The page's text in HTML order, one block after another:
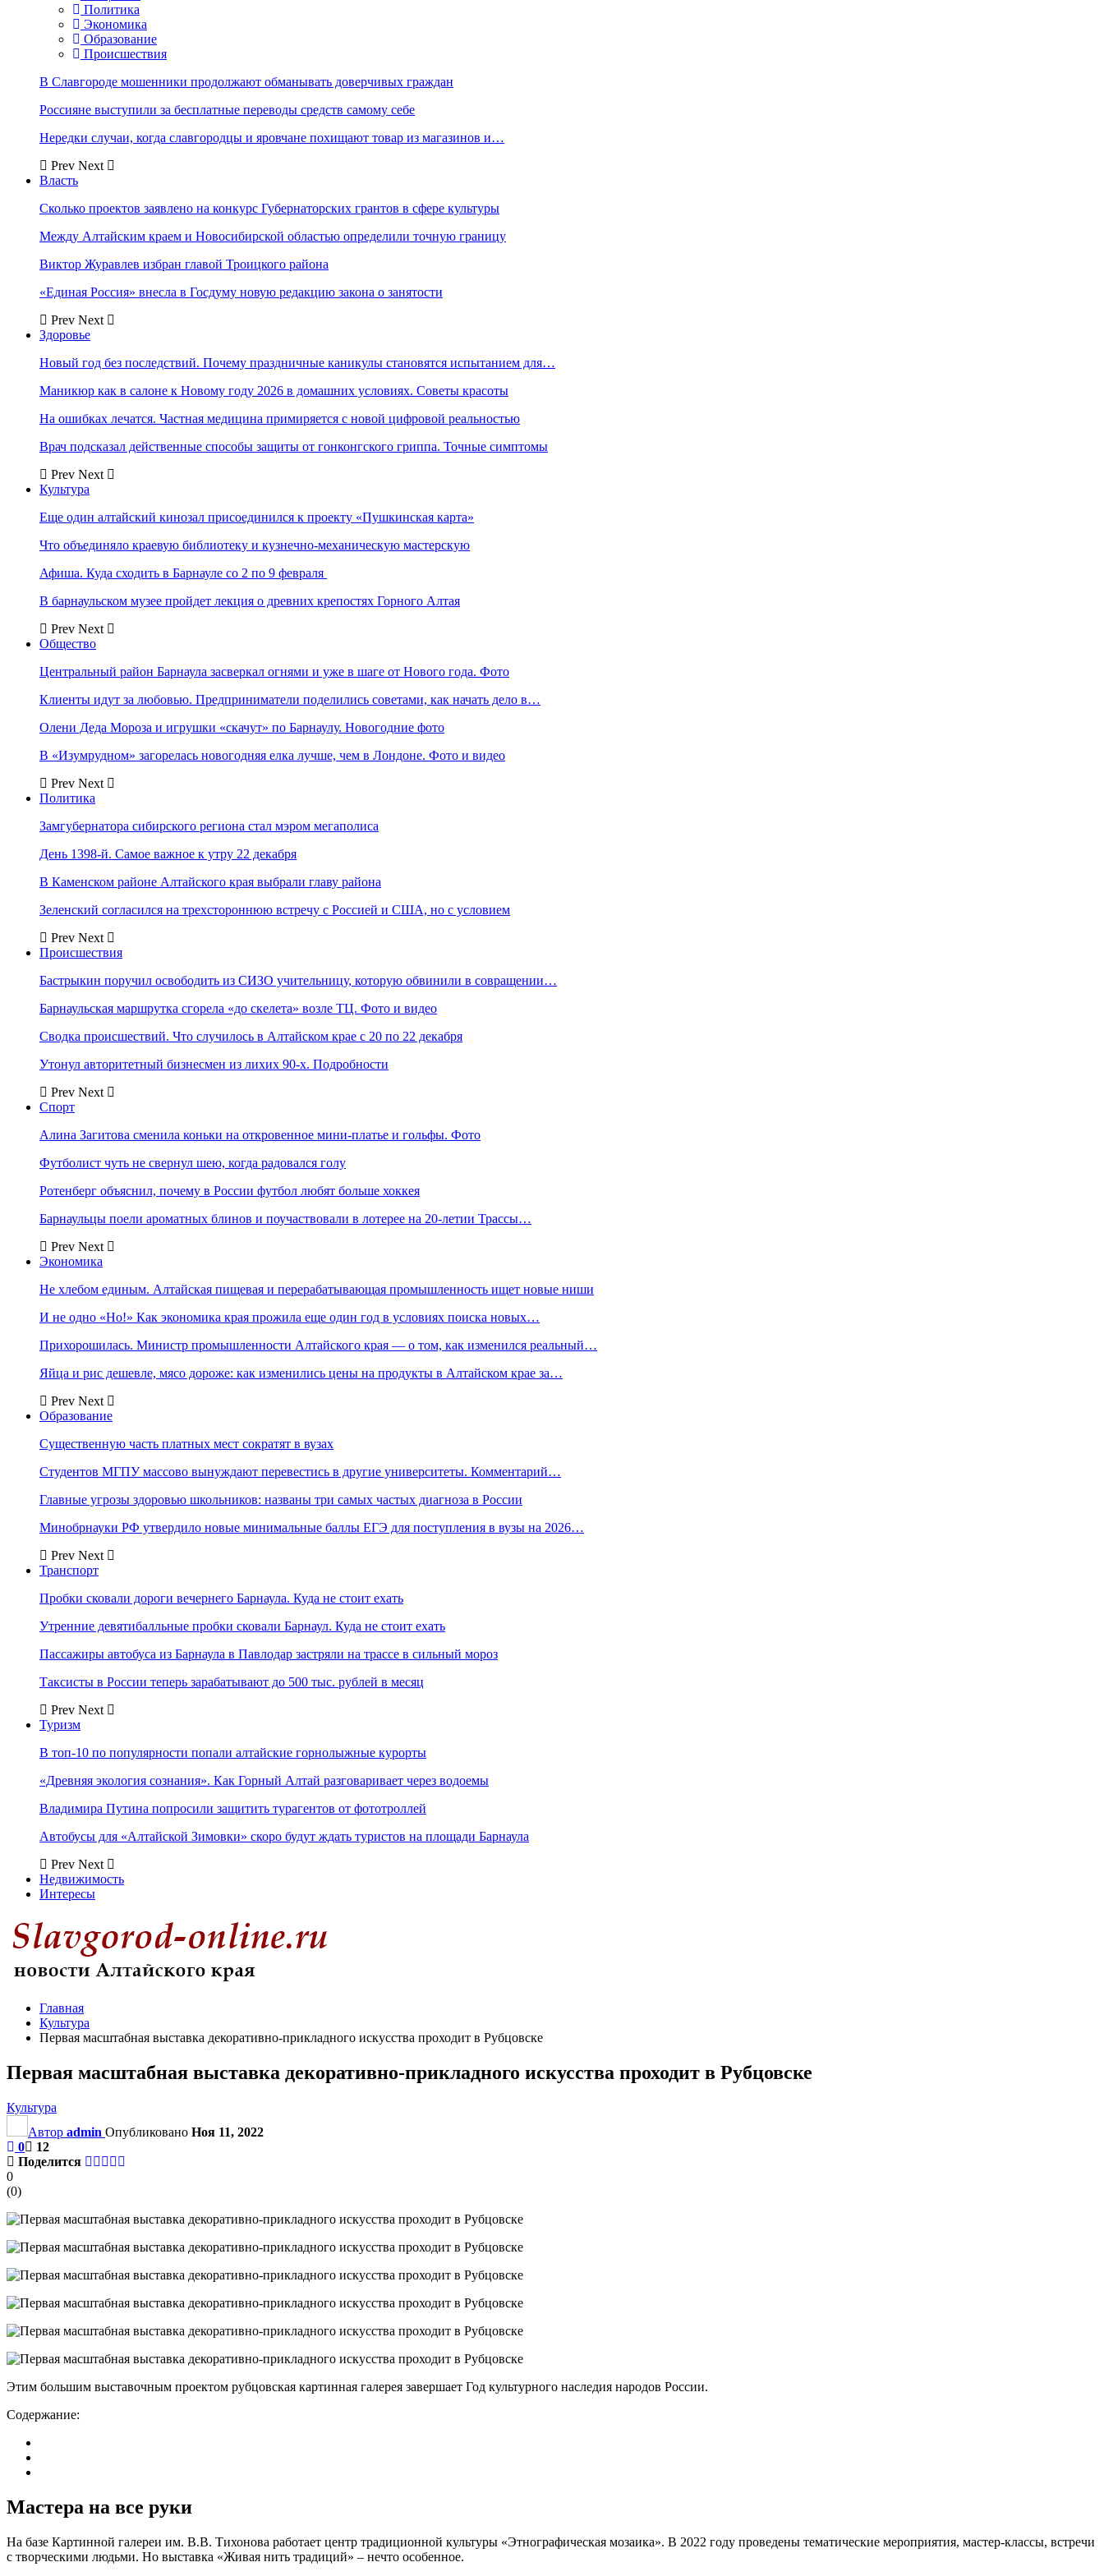
Политика
Экономика
Образование
Происшествия
В Славгороде мошенники продолжают обманывать доверчивых граждан
Россияне выступили за бесплатные переводы средств самому себе
Нередки случаи, когда славгородцы и яровчане похищают товар из магазинов и…
Prev Next
Власть
Сколько проектов заявлено на конкурс Губернаторских грантов в сфере культуры
Между Алтайским краем и Новосибирской областью определили точную границу
Виктор Журавлев избран главой Троицкого района
«Единая Россия» внесла в Госдуму новую редакцию закона о занятости
Prev Next
Здоровье
Новый год без последствий. Почему праздничные каникулы становятся испытанием для…
Маникюр как в салоне к Новому году 2026 в домашних условиях. Советы красоты
На ошибках лечатся. Частная медицина примиряется с новой цифровой реальностью
Врач подсказал действенные способы защиты от гонконгского гриппа. Точные симптомы
Prev Next
Культура
Еще один алтайский кинозал присоединился к проекту «Пушкинская карта»
Что объединяло краевую библиотеку и кузнечно-механическую мастерскую
Афиша. Куда сходить в Барнауле со 2 по 9 февраля
В барнаульском музее пройдет лекция о древних крепостях Горного Алтая
Prev Next
Общество
Центральный район Барнаула засверкал огнями и уже в шаге от Нового года. Фото
Клиенты идут за любовью. Предприниматели поделились советами, как начать дело в…
Олени Деда Мороза и игрушки «скачут» по Барнаулу. Новогодние фото
В «Изумрудном» загорелась новогодняя елка лучше, чем в Лондоне. Фото и видео
Prev Next
Политика
Замгубернатора сибирского региона стал мэром мегаполиса
День 1398-й. Самое важное к утру 22 декабря
В Каменском районе Алтайского края выбрали главу района
Зеленский согласился на трехстороннюю встречу с Россией и США, но с условием
Prev Next
Происшествия
Бастрыкин поручил освободить из СИЗО учительницу, которую обвинили в совращении…
Барнаульская маршрутка сгорела «до скелета» возле ТЦ. Фото и видео
Сводка происшествий. Что случилось в Алтайском крае с 20 по 22 декабря
Утонул авторитетный бизнесмен из лихих 90-х. Подробности
Prev Next
Спорт
Алина Загитова сменила коньки на откровенное мини-платье и гольфы. Фото
Футболист чуть не свернул шею, когда радовался голу
Ротенберг объяснил, почему в России футбол любят больше хоккея
Барнаульцы поели ароматных блинов и поучаствовали в лотерее на 20-летии Трассы…
Prev Next
Экономика
Не хлебом единым. Алтайская пищевая и перерабатывающая промышленность ищет новые ниши
И не одно «Но!» Как экономика края прожила еще один год в условиях поиска новых…
Прихорошилась. Министр промышленности Алтайского края — о том, как изменился реальный…
Яйца и рис дешевле, мясо дороже: как изменились цены на продукты в Алтайском крае за…
Prev Next
Образование
Существенную часть платных мест сократят в вузах
Студентов МГПУ массово вынуждают перевестись в другие университеты. Комментарий…
Главные угрозы здоровью школьников: названы три самых частых диагноза в России
Минобрнауки РФ утвердило новые минимальные баллы ЕГЭ для поступления в вузы на 2026…
Prev Next
Транспорт
Пробки сковали дороги вечернего Барнаула. Куда не стоит ехать
Утренние девятибалльные пробки сковали Барнаул. Куда не стоит ехать
Пассажиры автобуса из Барнаула в Павлодар застряли на трассе в сильный мороз
Таксисты в России теперь зарабатывают до 500 тыс. рублей в месяц
Prev Next
Туризм
В топ-10 по популярности попали алтайские горнолыжные курорты
«Древняя экология сознания». Как Горный Алтай разговаривает через водоемы
Владимира Путина попросили защитить турагентов от фототроллей
Автобусы для «Алтайской Зимовки» скоро будут ждать туристов на площади Барнаула
Prev Next
Недвижимость
Интересы
Главная
Культура
Первая масштабная выставка декоративно-прикладного искусства проходит в Рубцовске
Первая масштабная выставка декоративно-прикладного искусства проходит в Рубцовске
Культура
Автор admin Опубликовано Ноя 11, 2022
0
12
Поделится
0
(0)
Этим большим выставочным проектом рубцовская картинная галерея завершает Год культурного наследия народов России.
Содержание:
Мастера на все руки
На базе Картинной галереи им. В.В. Тихонова работает центр традиционной культуры «Этнографическая мозаика». В 2022 году проведены тематические мероприятия, мастер-классы, встречи
с творческими людьми. Но выставка «Живая нить традиций» – нечто особенное.